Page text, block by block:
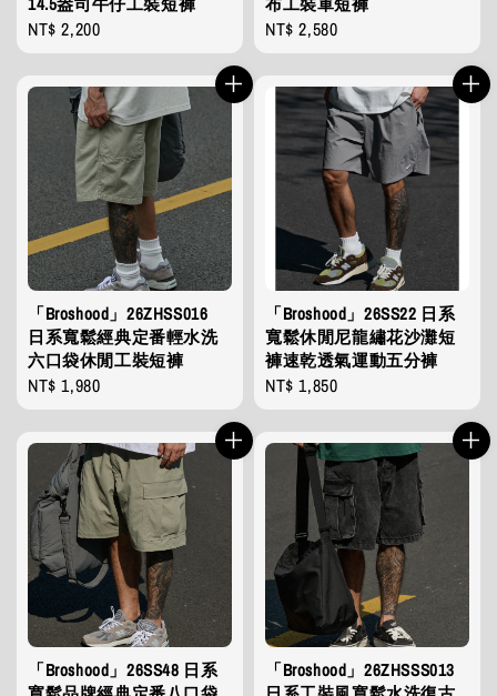
Regular
price
NT$ 2,200
Regular
price
NT$ 2,580
「Broshood」26ZHSS016
日系寬鬆經典定番輕水洗
六口袋休閒工裝短褲
Regular
price
NT$ 1,980
「Broshood」26SS22 日系
寬鬆休閒尼龍繡花沙灘短
褲速乾透氣運動五分褲
Regular
price
NT$ 1,850
「Broshood」26SS48 日系
「Broshood」26ZHSSS013